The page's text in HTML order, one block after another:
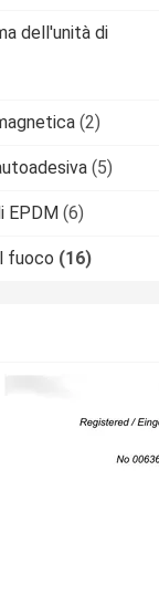
dell'unità di
(2)
(5)
EPDM (6)
fuoco (16)